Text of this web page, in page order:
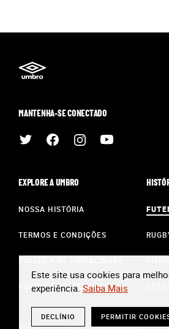
MANTENHA-SE CONECTADO
EXPLORE A UMBRO
NOSSA HISTÓRIA
TERMOS E CONDIÇÕES
POLÍTICA DE COOKIES
Este site usa cookies para
experiência. Saiba Mais
DECLÍNIO PERMITIR